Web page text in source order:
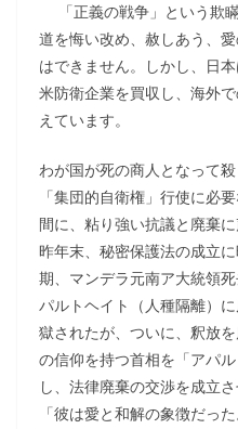
「正義の戦争」という欺
道を悔い改め、赦しあう、
はできません。しかし、日
米防衛企業を買収し、海外
えています。
わが国が死の商人となって
「集団的自衛権」行使に必
間に、粘り強い抗議と廃棄
昨年末、秘密保護法の成立
期、マンデラ元南ア大統領
パルトヘイト（人種隔離）
獄されたが、ついに、釈放
の信仰を持つ首相を「アパ
し、法律廃棄の交渉を成立
「彼は愛と和解の象徴だっ